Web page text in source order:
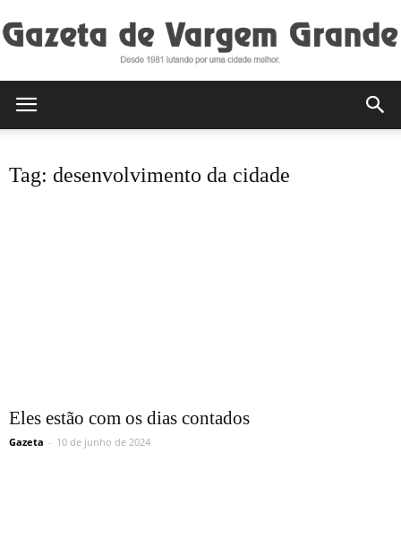
Tag: desenvolvimento da cidade
Eles estão com os dias contados
Gazeta - 10 de junho de 2024